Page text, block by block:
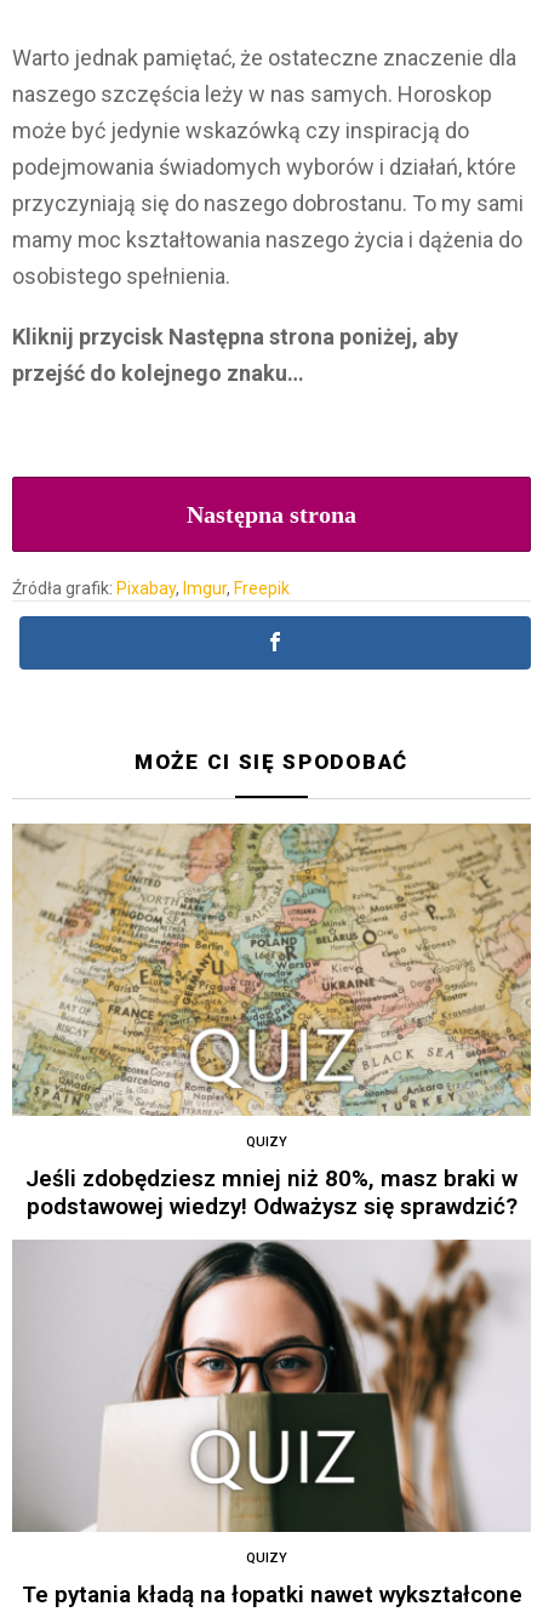
Warto jednak pamiętać, że ostateczne znaczenie dla
naszego szczęścia leży w nas samych. Horoskop
może być jedynie wskazówką czy inspiracją do
podejmowania świadomych wyborów i działań, które
przyczyniają się do naszego dobrostanu. To my sami
mamy moc kształtowania naszego życia i dążenia do
osobistego spełnienia.
Kliknij przycisk Następna strona poniżej, aby
przejść do kolejnego znaku…
Następna strona
Źródła grafik: Pixabay, Imgur, Freepik
MOŻE CI SIĘ SPODOBAĆ
QUIZY
Jeśli zdobędziesz mniej niż 80%, masz braki w
podstawowej wiedzy! Odważysz się sprawdzić?
QUIZY
Te pytania kładą na łopatki nawet wykształcone